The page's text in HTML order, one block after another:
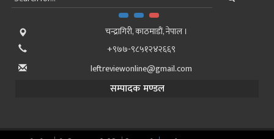
चन्द्रागिरी, काठमाडाैं, नेपाल ।
+९७७-९८५१२४२६६९
leftreviewonline@gmail.com
सम्पादक मण्डल